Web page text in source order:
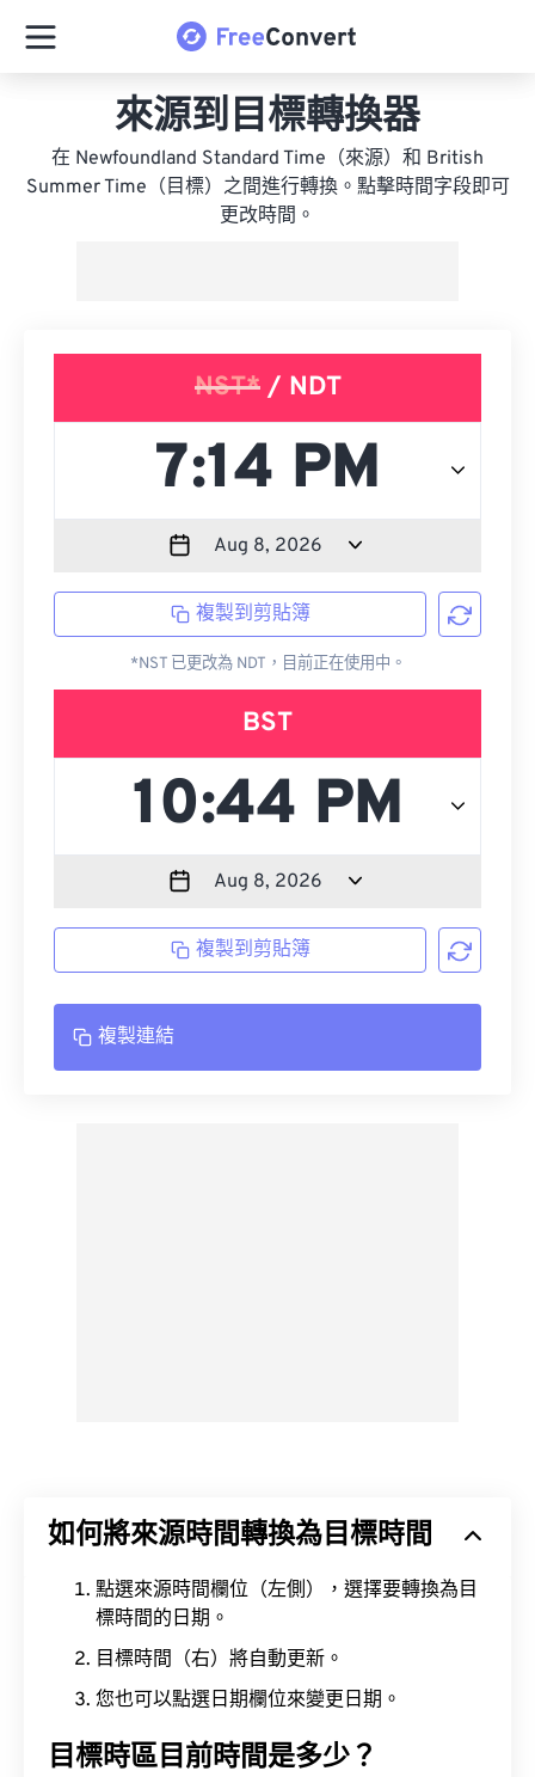
來源到目標轉換器
在 Newfoundland Standard Time（來源）和 British
Summer Time（目標）之間進行轉換。點擊時間字段即可
更改時間。
NST*/ NDT
複製到剪貼簿
*NST 已更改為 NDT，目前正在使用中。
BST
複製到剪貼簿
複製連結
如何將來源時間轉換為目標時間
點選來源時間欄位（左側），選擇要轉換為目
標時間的日期。
目標時間（右）將自動更新。
您也可以點選日期欄位來變更日期。
目標時區目前時間是多少？